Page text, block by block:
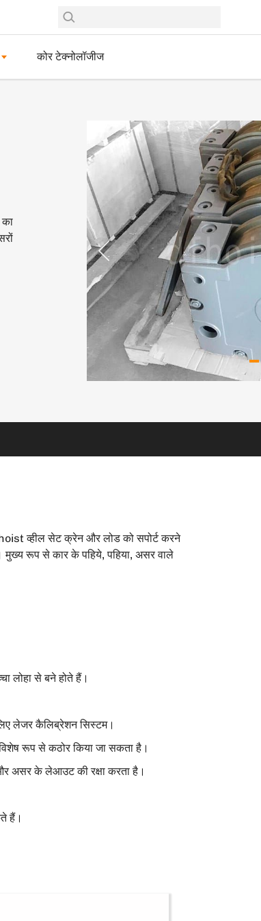
कोर टेक्नोलॉजीज
व्हील सेट क्रेन और लोड को सपोर्ट करने
रूप से कार के पहिये, पहिया, असर वाले
लोहा से बने होते हैं।
लेजर कैलिब्रेशन सिस्टम।
रूप से कठोर किया जा सकता है।
असर के लेआउट की रक्षा करता है।
हैं।